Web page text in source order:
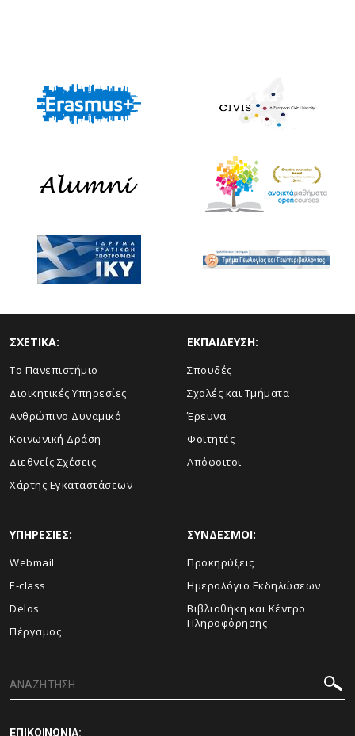
ΣΧΕΤΙΚΑ:
Το Πανεπιστήμιο
Διοικητικές Υπηρεσίες
Ανθρώπινο Δυναμικό
Κοινωνική Δράση
Διεθνείς Σχέσεις
Χάρτης Εγκαταστάσεων
ΕΚΠΑΙΔΕΥΣΗ:
Σπουδές
Σχολές και Τμήματα
Έρευνα
Φοιτητές
Απόφοιτοι
ΥΠΗΡΕΣΙΕΣ:
Webmail
E-class
Delos
Πέργαμος
ΣΥΝΔΕΣΜΟΙ:
Προκηρύξεις
Ημερολόγιο Εκδηλώσεων
Βιβλιοθήκη και Κέντρο
Πληροφόρησης
ΕΠΙΚΟΙΝΩΝΙΑ: